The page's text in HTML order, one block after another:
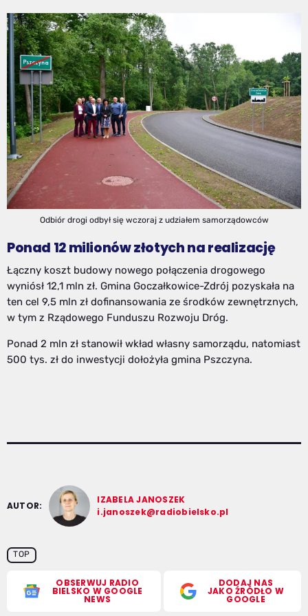
Odbiór drogi odbył się wczoraj z udziałem samorządowców
Ponad 12 milionów złotych na realizację
Łączny koszt budowy nowego połączenia drogowego
wyniósł 12,1 mln zł. Gmina Goczałkowice-Zdrój pozyskała na
ten cel 9,5 mln zł dofinansowania ze środków zewnętrznych,
w tym z Rządowego Funduszu Rozwoju Dróg.
Ponad 2 mln zł stanowił wkład własny samorządu, natomiast
500 tys. zł do inwestycji dołożyła gmina Pszczyna.
AUTOR:
IZABELA JANOSZEK
i.janoszek@radiobielsko.pl
TOP
OBSERWUJ RADIO
BIELSKO W GOOGLE
NEWS
DODAJ NAS
JAKO ŹRÓDŁO W
GOOGLE